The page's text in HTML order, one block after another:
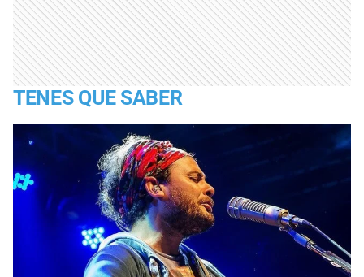
TENES QUE SABER